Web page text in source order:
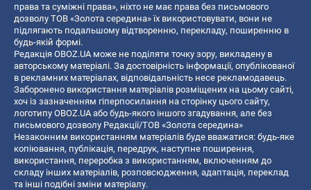
права та суміжні права», ніхто не має права без письмового
дозволу ТОВ «Золота середина» їх використовувати, вони не
підлягають подальшому відтворенню, перекладу, поширенню в
будь-якій формі.
Редакція OBOZ.UA може не поділяти точку зору, викладену в
авторському матеріалі. За достовірність інформації, опублікованої
в рекламних матеріалах, відповідальність несе рекламодавець.
Заборонено використання матеріалів розміщених на цьому сайті,
хоч із зазначенням гіперпосилання на сторінку цього сайту,
логотипу OBOZ.UA або будь-якого іншого згадування, але без
письмового дозволу Редакції/ТОВ «Золота середина»
Незаконним використанням матеріалів буде вважатися: будь-яке
копiювання, публiкацiя, передрук, наступне поширення,
використання, переробка з використанням, включенням до
складу інших матеріалів, розповсюдження, адаптація, переклад
та інші подібні зміни матеріалу.